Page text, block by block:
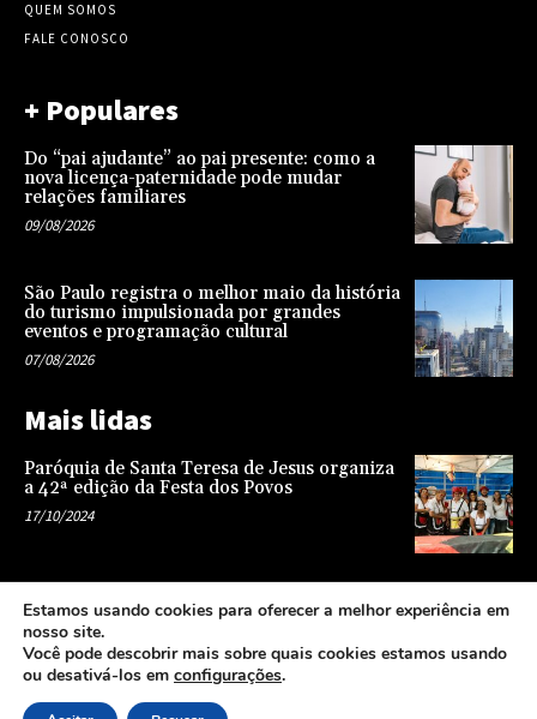
QUEM SOMOS
FALE CONOSCO
+ Populares
Do “pai ajudante” ao pai presente: como a
nova licença-paternidade pode mudar
relações familiares
09/08/2026
São Paulo registra o melhor maio da história
do turismo impulsionada por grandes
eventos e programação cultural
07/08/2026
Mais lidas
Paróquia de Santa Teresa de Jesus organiza
a 42ª edição da Festa dos Povos
17/10/2024
Representatividade na infância: o papel da
escola na formação de uma sociedade mais
justa e equitativa
26/04/2024
Estamos usando cookies para oferecer a melhor experiência em
nosso site.
Você pode descobrir mais sobre quais cookies estamos usando
ou desativá-los em configurações.